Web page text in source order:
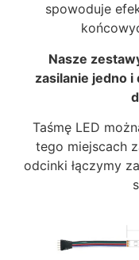
spowoduje
Nasze
zasilanie jedno
Taśmę LED
tego miejscach
odcinki łączymy